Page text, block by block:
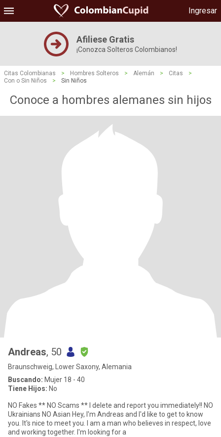
Ingresar
Afiliese Gratis
¡Conozca Solteros Colombianos!
Citas Colombianas > Hombres Solteros > Alemán > Citas
>
Con o Sin Niños
> Sin Niños
Conoce a hombres alemanes sin hijos
Andreas, 50
Braunschweig, Lower Saxony, Alemania
Buscando: Mujer 18 - 40
Tiene Hijos: No
NO Fakes ** NO Scams ** I delete and report you immediately!! NO
Ukrainians NO Asian Hey, I'm Andreas and I'd like to get to know
you. It's nice to meet you. I am a man who believes in respect, love
and working together. I'm looking for a